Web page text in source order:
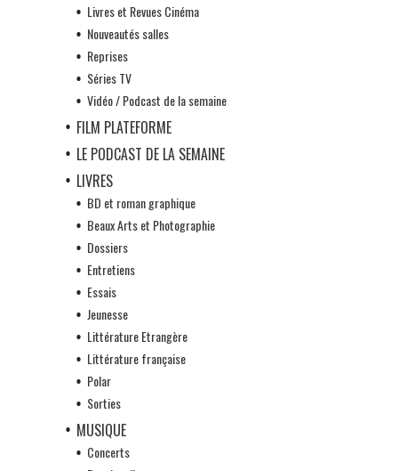
Livres et Revues Cinéma
Nouveautés salles
Reprises
Séries TV
Vidéo / Podcast de la semaine
FILM PLATEFORME
LE PODCAST DE LA SEMAINE
LIVRES
BD et roman graphique
Beaux Arts et Photographie
Dossiers
Entretiens
Essais
Jeunesse
Littérature Etrangère
Littérature française
Polar
Sorties
MUSIQUE
Concerts